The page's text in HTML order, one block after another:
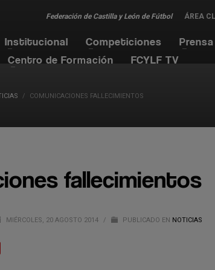
Federación de Castilla y León de Fútbol ÁREA
Institucional Competiciones Prensa
Centro de Formación
FCYLF TV
COMUNICACIONES FALLECIMIENTOS
fallecimientos
MIÉRCOLES, 20 AGOSTO 2014 / PUBLICADO EN NOTICIAS